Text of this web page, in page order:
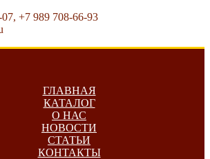
+7 989 708-66-93
ГЛАВНАЯ
КАТАЛОГ
О НАС
НОВОСТИ
СТАТЬИ
КОНТАКТЫ